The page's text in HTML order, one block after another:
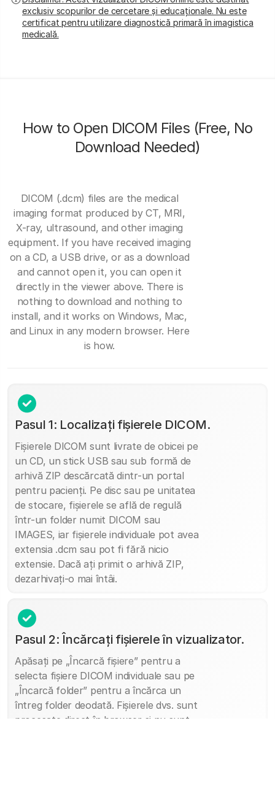
exclusiv scopurilor de cercetare și educaționale. Nu este
certificat pentru utilizare diagnostică primară în imagistica
medicală.
How to Open DICOM Files (Free, No
Download Needed)
DICOM (.dcm) files are the medical
imaging format produced by CT, MRI,
X-ray, ultrasound, and other imaging
equipment. If you have received imaging
on a CD, a USB drive, or as a download
and cannot open it, you can open it
directly in the viewer above. There is
nothing to download and nothing to
install, and it works on Windows, Mac,
and Linux in any modern browser. Here
is how.
Pasul 1: Localizați fișierele DICOM.
Fișierele DICOM sunt livrate de obicei pe
un CD, un stick USB sau sub formă de
arhivă ZIP descărcată dintr-un portal
pentru pacienți. Pe disc sau pe unitatea
de stocare, fișierele se află de regulă
într-un folder numit DICOM sau
IMAGES, iar fișierele individuale pot avea
extensia .dcm sau pot fi fără nicio
extensie. Dacă ați primit o arhivă ZIP,
dezarhivați-o mai întâi.
Pasul 2: Încărcați fișierele în vizualizator.
Apăsați pe „Încarcă fișiere” pentru a
selecta fișiere DICOM individuale sau pe
„Încarcă folder” pentru a încărca un
întreg folder deodată. Fișierele dvs. sunt
procesate direct în browser și nu sunt